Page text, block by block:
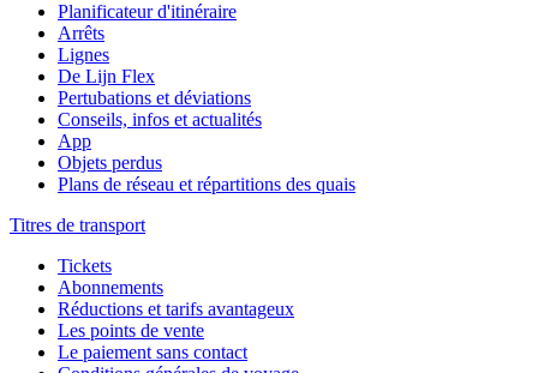
Planificateur d'itinéraire
Arrêts
Lignes
De Lijn Flex
Pertubations et déviations
Conseils, infos et actualités
App
Objets perdus
Plans de réseau et répartitions des quais
Titres de transport
Tickets
Abonnements
Réductions et tarifs avantageux
Les points de vente
Le paiement sans contact